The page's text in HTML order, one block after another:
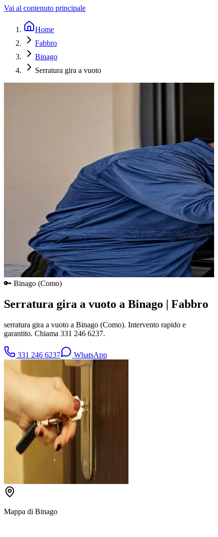
Vai al contenuto principale
Home
Fabbro
Binago
Serratura gira a vuoto
🔑 Binago (Como)
Serratura gira a vuoto a Binago | Fabbro
serratura gira a vuoto a Binago (Como). Intervento rapido e
garantito. Chiama 331 246 6237.
331 246 6237 WhatsApp
Mappa di Binago